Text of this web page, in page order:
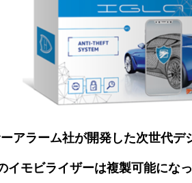
アラーム社が開発した次世代デ
イモビライザーは複製可能になっ